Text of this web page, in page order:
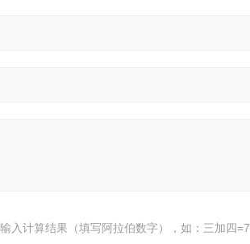
入计算结果（填写阿拉伯数字），如：三加四=7